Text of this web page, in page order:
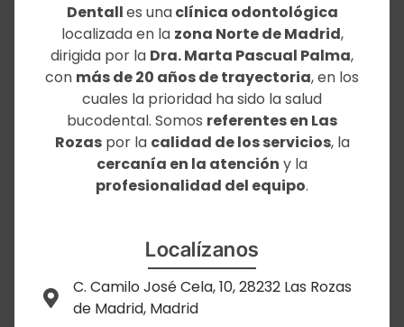
Dentalles unaclínica odontológica
localizada en la zona Norte de Madrid,
dirigida por la Dra. Marta Pascual Palma,
con más de 20 años de trayectoria, en los
cuales la prioridad ha sido la salud
bucodental. Somos referentes en Las
Rozaspor la calidad de los servicios, la
cercanía en la atención y la
profesionalidad del equipo.
Localízanos
C. Camilo José Cela, 10, 28232 Las Rozas
de Madrid, Madrid